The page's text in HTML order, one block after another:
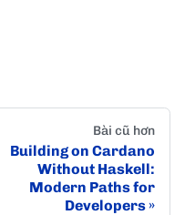
Bài cũ hơn
Building on Cardano
Without Haskell:
Modern Paths for
Developers